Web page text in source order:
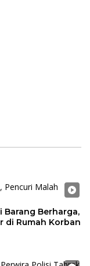
Barang Berharga,
di Rumah Korban